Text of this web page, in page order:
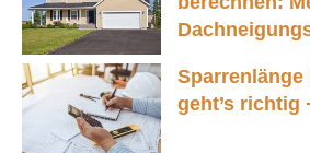
Sparrenlänge
geht’s richtig